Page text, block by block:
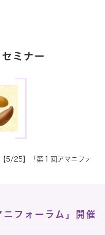
ミナー
【5/25】「第１回アマニフォ
フォーラム」開催